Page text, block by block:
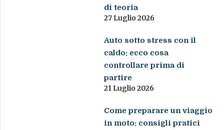
di teoria
27 Luglio 2026
Auto sotto stress con il
caldo: ecco cosa
controllare prima di
partire
21 Luglio 2026
Come preparare un viaggio
in moto: consigli pratici